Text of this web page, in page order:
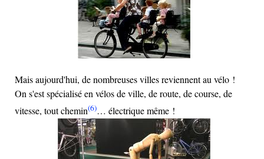
Mais aujourd'hui, de nombreuses villes reviennent au vélo !
On s'est spécialisé en vélos de ville, de route, de course, de
vitesse, tout chemin(6)… électrique même !